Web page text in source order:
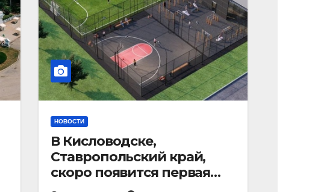
НОВОСТИ
В Кисловодске,
Ставропольский край,
скоро появится первая
«умная площадка».